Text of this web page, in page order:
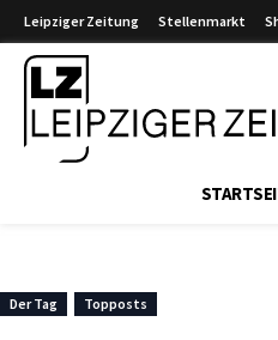
Leipziger Zeitung Stellenmarkt
Der Tag Topposts